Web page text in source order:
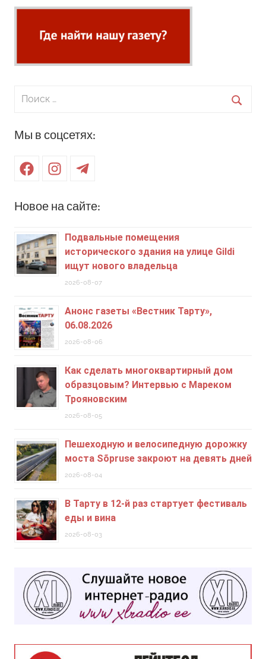
Поиск
Мы в соцсетях:
FacebookInstagramTelegram
Новое на сайте:
Подвальные помещения
исторического здания на улице Gildi
ищут нового владельца
2026-08-07
Анонс газеты «Вестник Тарту»,
06.08.2026
2026-08-06
Как сделать многоквартирный дом
образцовым? Интервью с Мареком
Трояновским
2026-08-05
Пешеходную и велосипедную дорожку
моста Sõpruse закроют на девять дней
2026-08-04
В Тарту в 12-й раз стартует фестиваль
еды и вина
2026-08-03